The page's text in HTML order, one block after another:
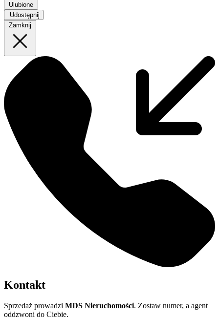
Ulubione
Udostępnij
Zamknij
Kontakt
Sprzedaż prowadzi MDS Nieruchomości. Zostaw numer, a agent
oddzwoni do Ciebie.